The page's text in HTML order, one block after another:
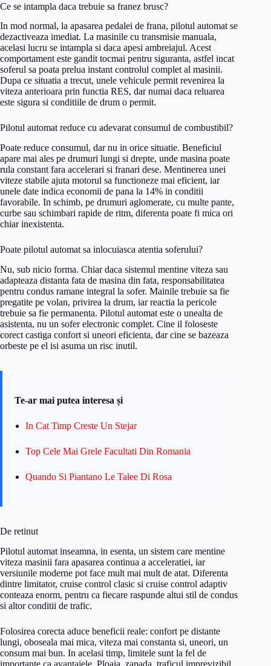
Ce se intampla daca trebuie sa franez brusc?
In mod normal, la apasarea pedalei de frana, pilotul automat se
dezactiveaza imediat. La masinile cu transmisie manuala,
acelasi lucru se intampla si daca apesi ambreiajul. Acest
comportament este gandit tocmai pentru siguranta, astfel incat
soferul sa poata prelua instant controlul complet al masinii.
Dupa ce situatia a trecut, unele vehicule permit revenirea la
viteza anterioara prin functia RES, dar numai daca reluarea
este sigura si conditiile de drum o permit.
Pilotul automat reduce cu adevarat consumul de combustibil?
Poate reduce consumul, dar nu in orice situatie. Beneficiul
apare mai ales pe drumuri lungi si drepte, unde masina poate
rula constant fara accelerari si franari dese. Mentinerea unei
viteze stabile ajuta motorul sa functioneze mai eficient, iar
unele date indica economii de pana la 14% in conditii
favorabile. In schimb, pe drumuri aglomerate, cu multe pante,
curbe sau schimbari rapide de ritm, diferenta poate fi mica ori
chiar inexistenta.
Poate pilotul automat sa inlocuiasca atentia soferului?
Nu, sub nicio forma. Chiar daca sistemul mentine viteza sau
adapteaza distanta fata de masina din fata, responsabilitatea
pentru condus ramane integral la sofer. Mainile trebuie sa fie
pregatite pe volan, privirea la drum, iar reactia la pericole
trebuie sa fie permanenta. Pilotul automat este o unealta de
asistenta, nu un sofer electronic complet. Cine il foloseste
corect castiga confort si uneori eficienta, dar cine se bazeaza
orbeste pe el isi asuma un risc inutil.
Te-ar mai putea interesa și
In Cat Timp Creste Un Stejar
Top Cele Mai Grele Facultati Din Romania
Quando Si Piantano Le Talee Di Rosa
De retinut
Pilotul automat inseamna, in esenta, un sistem care mentine
viteza masinii fara apasarea continua a acceleratiei, iar
versiunile moderne pot face mult mai mult de atat. Diferenta
dintre limitator, cruise control clasic si cruise control adaptiv
conteaza enorm, pentru ca fiecare raspunde altui stil de condus
si altor conditii de trafic.
Folosirea corecta aduce beneficii reale: confort pe distante
lungi, oboseala mai mica, viteza mai constanta si, uneori, un
consum mai bun. In acelasi timp, limitele sunt la fel de
importante ca avantajele. Ploaia, zapada, traficul imprevizibil,